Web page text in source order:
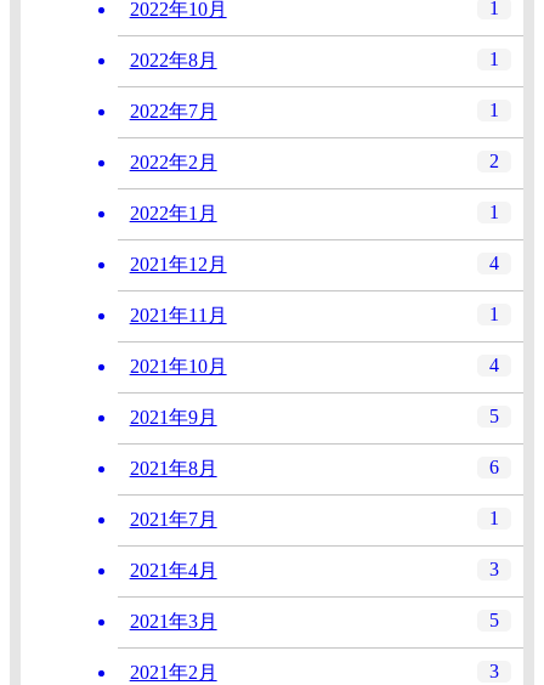
2022年10月 1
2022年8月 1
2022年7月 1
2022年2月 2
2022年1月 1
2021年12月 4
2021年11月 1
2021年10月 4
2021年9月 5
2021年8月 6
2021年7月 1
2021年4月 3
2021年3月 5
2021年2月 3